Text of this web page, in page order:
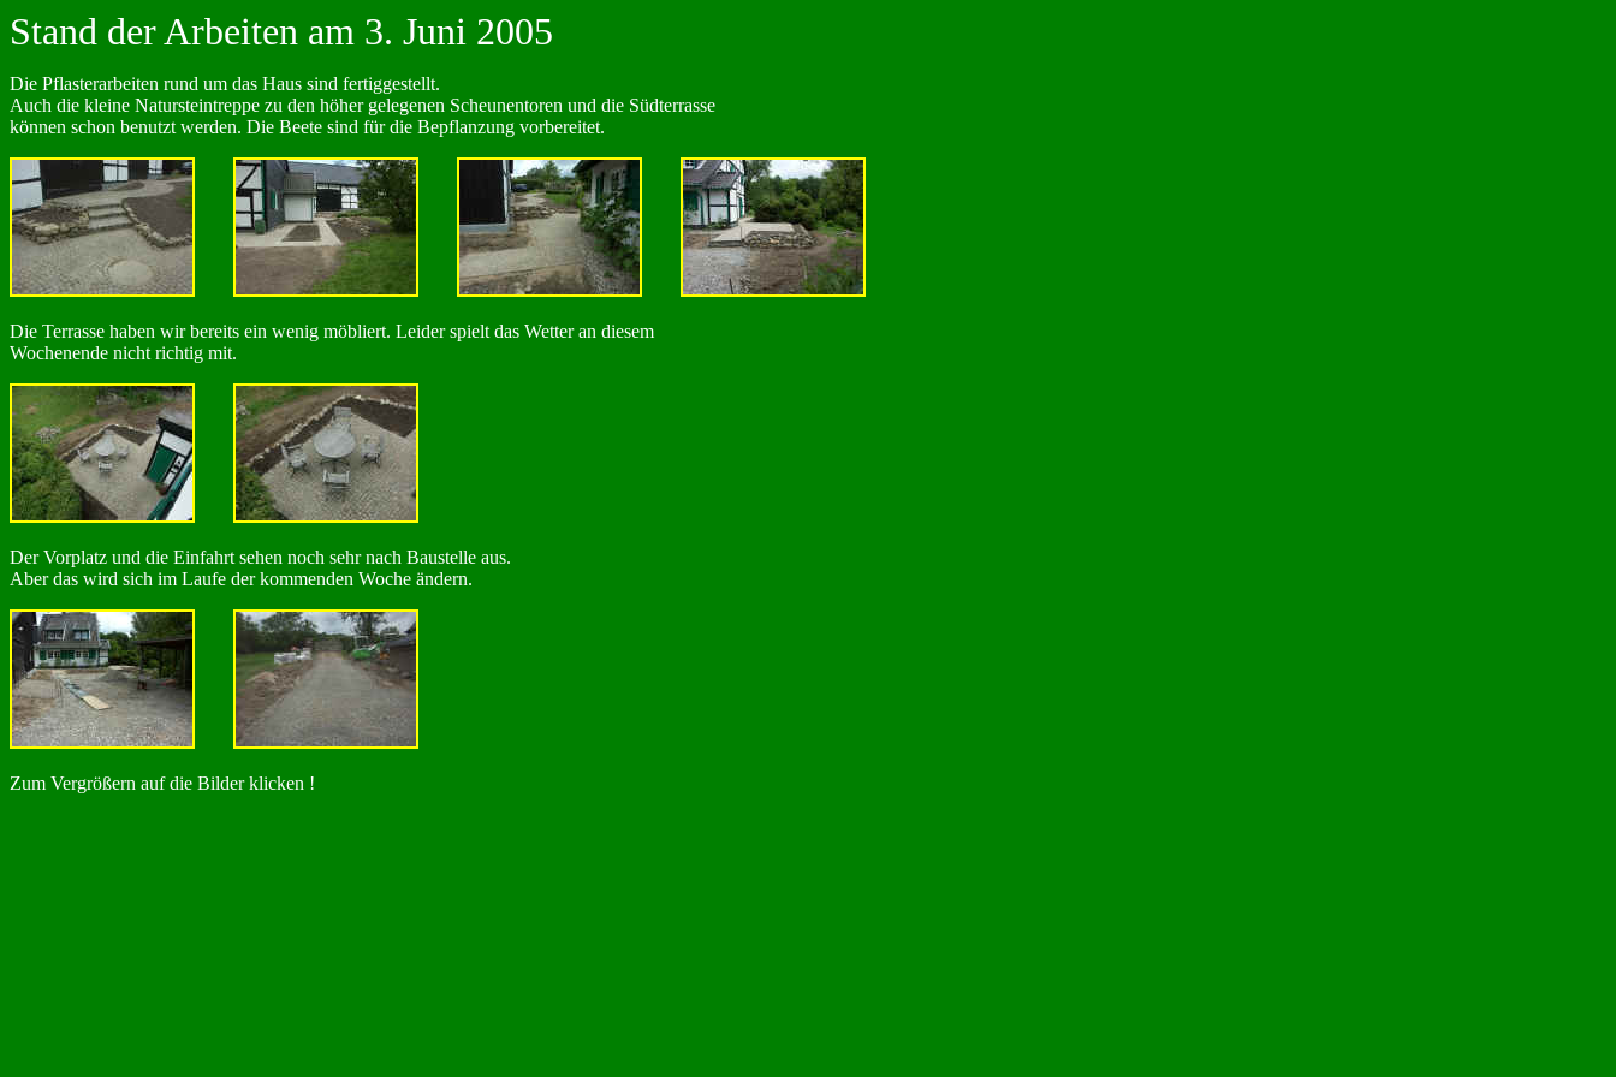
Stand der Arbeiten am 3. Juni 2005
Die Pflasterarbeiten rund um das Haus sind fertiggestellt.
Auch die kleine Natursteintreppe zu den höher gelegenen Scheunentoren und die Südterrasse
können schon benutzt werden. Die Beete sind für die Bepflanzung vorbereitet.
Die Terrasse haben wir bereits ein wenig möbliert. Leider spielt das Wetter an diesem
Wochenende nicht richtig mit.
Der Vorplatz und die Einfahrt sehen noch sehr nach Baustelle aus.
Aber das wird sich im Laufe der kommenden Woche ändern.
Zum Vergrößern auf die Bilder klicken !